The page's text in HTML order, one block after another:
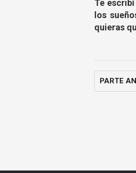
Te
los
quieras
PARTE